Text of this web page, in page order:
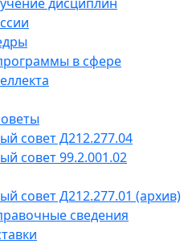
в сфере
совет Д212.277.04
совет 99.2.001.02
совет Д212.277.01 (архив)
сведения